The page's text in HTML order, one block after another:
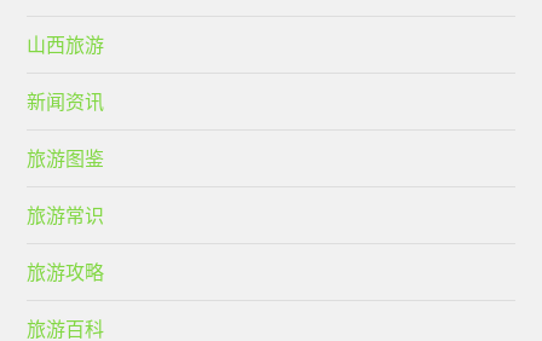
山西旅游
新闻资讯
旅游图鉴
旅游常识
旅游攻略
旅游百科